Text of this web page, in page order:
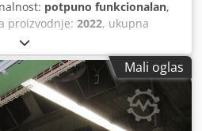
potpuno funkcionalan,
proizvodnje: 2022, ukupna
Stanje Tehnički: Novi Prednje
veličina: 12.5/80 Prednje gume
Tip: Air Stanje zadnjih
rasuti materijal, Viljuške za
Hsrf
Mali oglas